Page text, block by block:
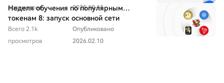
просмотров
2025.10.15
Неделя обучения по популярным
токенам 8: запуск основной сети
Ouroboros Leios для ADA ожидается в
2026 году
Всего 2.1k
просмотров
Опубликовано
2026.02.10